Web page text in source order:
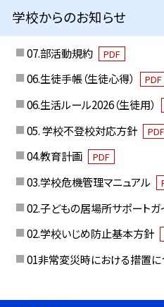
学校からのお知らせ
07.部活動規約 PDF
06.生徒手帳（生徒心得） PDF
06.生活ルール2026（生徒用）
05. 学校不登校対応方針 PDF
04.教育計画 PDF
03.学校危機管理マニュアル
02.子どもの居場所サポートガ
02.学校いじめ防止基本方針
01非常変災時における措置に